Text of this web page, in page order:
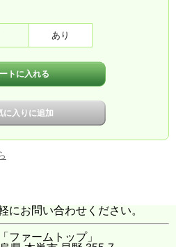
あり
にお問い合わせください。
ファームトップ」